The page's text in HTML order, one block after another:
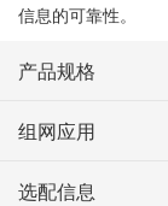
信息的可靠性。
产品规格
组网应用
选配信息